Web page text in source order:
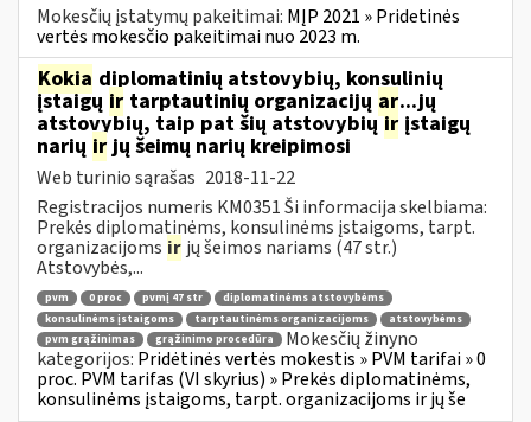
Mokesčių įstatymų pakeitimai: MĮP 2021 » Pridetinės
vertės mokesčio pakeitimai nuo 2023 m.
Kokia diplomatinių atstovybių, konsulinių
įstaigų ir tarptautinių organizacijų ar...jų
atstovybių, taip pat šių atstovybiųir įstaigų
narių irjų šeimų narių kreipimosi
Web turinio sąrašas 2018-11-22
Registracijos numeris KM0351 Ši informacija skelbiama:
Prekės diplomatinėms, konsulinėms įstaigoms, tarpt.
organizacijoms ir jų šeimos nariams (47 str.)
Atstovybės,...
pvm 0 proc pvmį 47 str
diplomatinėms atstovybėms
konsulinėms įstaigoms
tarptautinėms organizacijoms
atstovybėms
pvm grąžinimas
grąžinimo procedūra
Mokesčių žinyno
kategorijos: Pridėtinės vertės mokestis » PVM tarifai » 0
proc. PVM tarifas (VI skyrius) » Prekės diplomatinėms,
konsulinėms įstaigoms, tarpt. organizacijoms ir jų še